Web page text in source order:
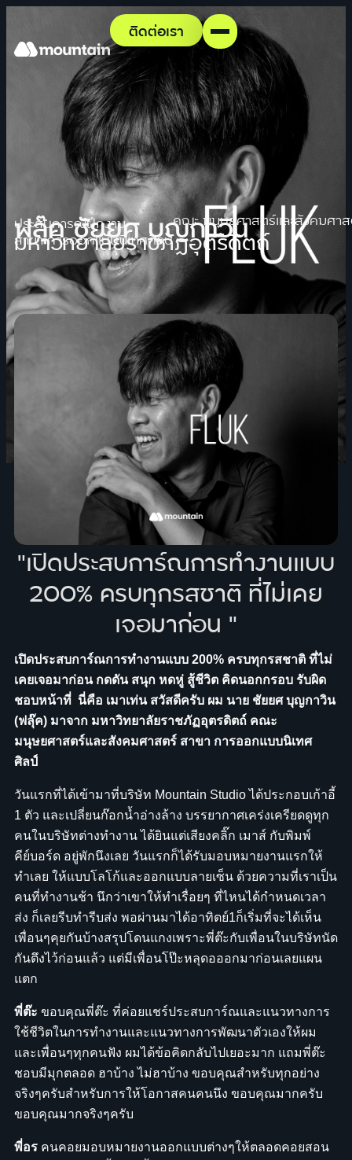
ติดต่อเรา
ประสบการณ์ฝึกงาน
ฟลุ๊ค ชัยยศ บุญกาวิน
สาขา การออกแบบนิเทศศิลป์
คณะ มนุษยศาสตร์และสังคมศา
มหาวิทยาลัยราชภัฏอุตรดิตถ์
"เปิดประสบการ์ณการทำงานแบบ
200% ครบทุกรสชาติ ที่ไม่เคย
เจอมาก่อน "
เปิดประสบการ์ณการทำงานแบบ 200% ครบทุกรสชาติ ที่ไม่
เคยเจอมาก่อน กดดัน สนุก หดหู่ สู้ชีวิต คิดนอกกรอบ รับผิด
ชอบหน้าที่ นี่คือ เมาเท่น สวัสดีครับ ผม นาย ชัยยศ บุญกาวิน
(ฟลุ๊ค) มาจาก มหาวิทยาลัยราชภัฏอุตรดิตถ์ คณะ
มนุษยศาสตร์และสังคมศาสตร์ สาขา การออกแบบนิเทศ
ศิลป์
วันแรกที่ได้เข้ามาที่บริษัท Mountain Studio ได้ประกอบเก้าอี้
1 ตัว และเปลี่ยนก๊อกน้ำอ่างล้าง บรรยากาศเคร่งเครียดดูทุก
คนในบริษัทต่างทำงาน ได้ยินแต่เสียงคลิ๊ก เมาส์ กับพิมพ์
คีย์บอร์ด อยู่พักนึงเลย วันแรกก็ได้รับมอบหมายงานแรกให้
ทำเลย ให้แบบโลโก้และออกแบบลายเซ็น ด้วยความที่เราเป็น
คนที่ทำงานช้า นึกว่าเขาให้ทำเรื่อยๆ ที่ไหนได้กำหนดเวลา
ส่ง ก็เลยรีบทำรีบส่ง พอผ่านมาได้อาทิตย์1ก็เริ่มที่จะได้เห็น
เพื่อนๆคุยกันบ้างสรุปโดนแกงเพราะพี่ต๊ะกับเพื่อนในบริษัทนัด
กันตึงไว้ก่อนแล้ว แต่มีเพื่อนโป๊ะหลุดอออกมาก่อนเลยแผน
แตก
พี่ต๊ะ ขอบคุณพี่ต๊ะ ที่ค่อยแชร์ประสบการ์ณและแนวทางการ
ใช้ชีวิตในการทำงานและแนวทางการพัฒนาตัวเองให้ผม
และเพื่อนๆทุกคนฟัง ผมได้ข้อคิดกลับไปเยอะมาก แถมพี่ต๊ะ
ชอบมีมุกตลอด ฮาบ้าง ไม่ฮาบ้าง ขอบคุณสำหรับทุกอย่าง
จริงๆครับสำหรับการให้โอกาสคนคนนึง ขอบคุณมากครับ
ขอบคุณมากจริงๆครับ
พี่อร คนคอยมอบหมายงานออกแบบต่างๆให้ตลอดคอยสอน